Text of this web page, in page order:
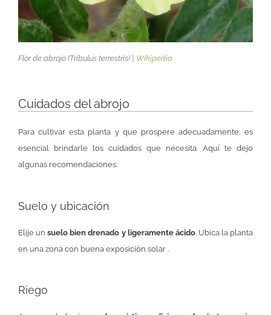
Flor de abrojo (Tribulus terrestris) | Wikipedia
Cuidados del abrojo
Para cultivar esta planta y que prospere adecuadamente, es
esencial brindarle los cuidados que necesita. Aquí te dejo
algunas recomendaciones:
Suelo y ubicación
Elije unsuelo bien drenado y ligeramente ácido. Ubica la planta
en una zona con buena exposición solar .
Riego